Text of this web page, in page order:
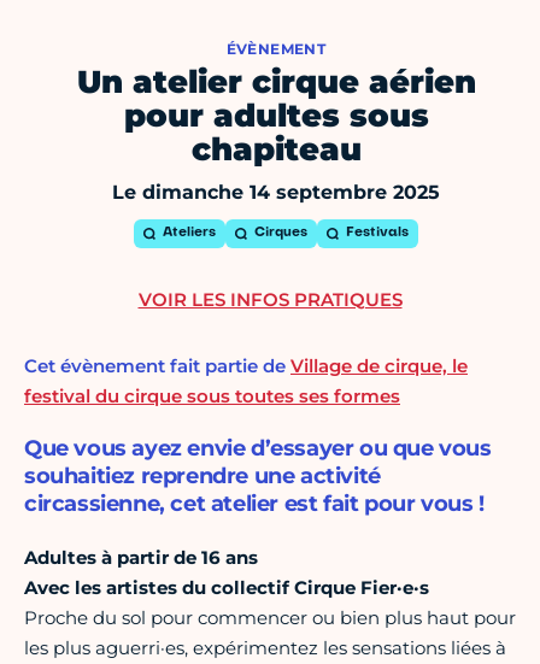
ÉVÈNEMENT
Un atelier cirque aérien
pour adultes sous
chapiteau
Le dimanche 14 septembre 2025
Ateliers Cirques Festivals
Cet évènement fait partie de Village de cirque, le
festival du cirque sous toutes ses formes
Que vous ayez envie d’essayer ou que vous
souhaitiez reprendre une activité
circassienne, cet atelier est fait pour vous !
Adultes à partir de 16 ans
Avec les artistes du collectif Cirque Fier·e·s
Proche du sol pour commencer ou bien plus haut pour
les plus aguerri·es, expérimentez les sensations liées à
VOIR LES INFOS PRATIQUES